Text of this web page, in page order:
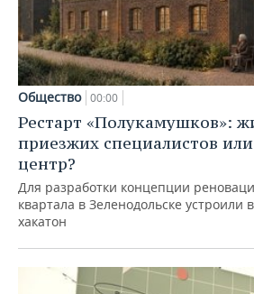
Общество 00:00
Рестарт «Полукамушков»:
приезжих специалистов
центр?
Для разработки концепции
квартала в Зеленодольске устроили
хакатон